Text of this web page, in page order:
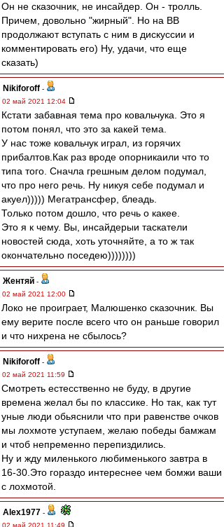
Он не сказочник, не инсайдер. Он - тролль.
Причем, довольно "жирный". Но на ВВ
продолжают вступать с ним в дискуссии и
комментировать его) Ну, удачи, что еще
сказать)
Nikiforoff -
02 май 2021 12:04
Кстати забавная тема про ковальчука. Это я
потом понял, что это за какей тема.
У нас тоже ковальчук играл, из горячих
прибалтов.Как раз вроде опорникаили что то
типа того. Сначла грешным делом подумал,
что про него речь. Ну никуя себе подумал и
акуел))))) Мегатрансфер, блеадь.
Только потом дошло, что речь о какее.
Это я к чему. Вы, инсайдерыи таскатели
новостей сюда, хоть уточняйте, а то ж так
окончательно поседею))))))))
Жентяй -
02 май 2021 12:00
Локо не проиграет, Малюшенко сказочник. Вы
ему верите после всего что он раньше говорил
и что нихрена не сбылось?
Nikiforoff -
02 май 2021 11:59
Смотреть естесственно не буду, в другие
времена желал бы по классике. Но так, как тут
уные люди обьяснили что при равенстве очков
мы лохмоте уступаем, желаю победы бамжам
и чтоб непременно перепиздились.
Ну и жду миленького любименького завтра в
16-30.Это гораздо интереснее чем бомжи ваши
с лохмотой.
Alex1977 -
02 май 2021 11:49